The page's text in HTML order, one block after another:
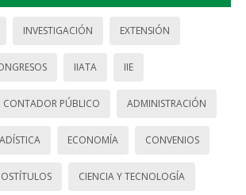
INVESTIGACIÓN EXTENSIÓN
IIATA IIE
CONTADOR PÚBLICO ADMINISTRACIÓN
ECONOMÍA CONVENIOS
CIENCIA Y TECNOLOGÍA